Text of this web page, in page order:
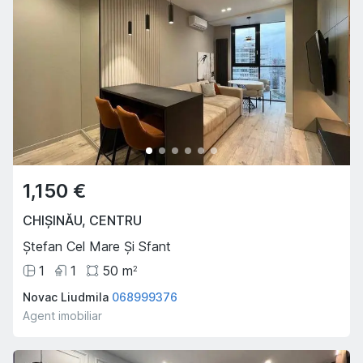
1,150 €
CHIȘINĂU, CENTRU
Ștefan Cel Mare Și Sfant
1
1 50 m2
Novac Liudmila 068999376
Agent imobiliar